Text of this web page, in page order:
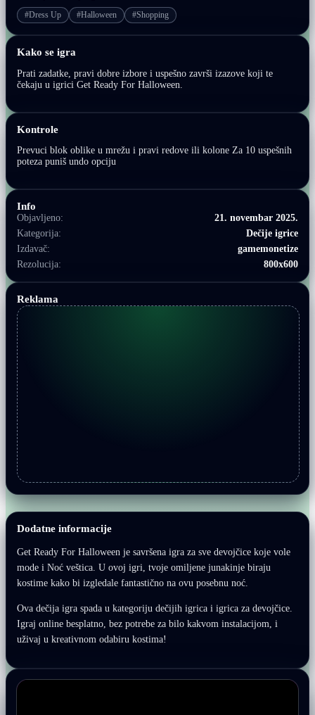
Dodatne informacije
Get Ready For Halloween je savršena igra za sve devojčice koje vole
mode i Noć veštica. U ovoj igri, tvoje omiljene junakinje biraju
kostime kako bi izgledale fantastično na ovu posebnu noć.
Ova dečija igra spada u kategoriju dečijih igrica i igrica za devojčice.
Igraj online besplatno, bez potrebe za bilo kakvom instalacijom, i
uživaj u kreativnom odabiru kostima!
#Dress Up #Halloween #Shopping
Kako se igra
Prati zadatke, pravi dobre izbore i uspešno završi izazove koji te
čekaju u igrici Get Ready For Halloween.
Kontrole
Prevuci blok oblike u mrežu i pravi redove ili kolone Za 10 uspešnih
poteza puniš undo opciju
Info
Objavljeno:
21. novembar 2025.
Kategorija:
Dečije igrice
Izdavač:
gamemonetize
Rezolucija:
800x600
Reklama